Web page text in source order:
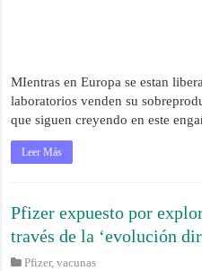
MIentras en Europa se estan
laboratorios venden su
que siguen creyendo en este
Leer Más
Pfizer expuesto por
través de la ‘evolución
Pfizer,vacunas